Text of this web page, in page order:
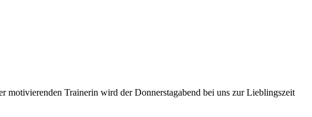
motivierenden Trainerin wird der Donnerstagabend bei uns zur Lieblingszeit